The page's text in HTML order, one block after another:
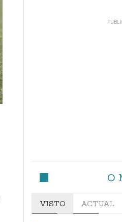
O
VISTO ACTUAL